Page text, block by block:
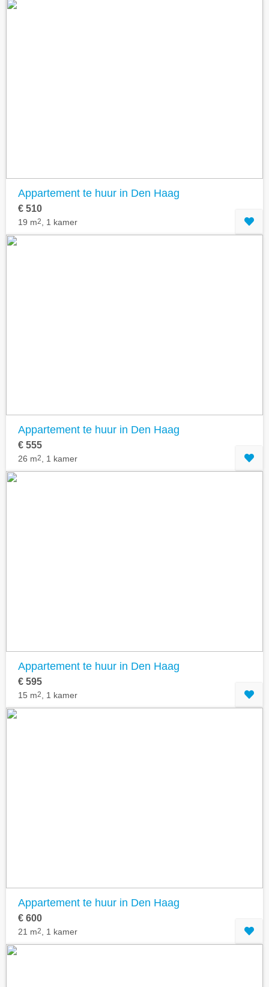
Appartement te huur in Den Haag
€ 510
19 m2 , 1 kamer
Appartement te huur in Den Haag
€ 555
26 m2 , 1 kamer
Appartement te huur in Den Haag
€ 595
15 m2 , 1 kamer
Appartement te huur in Den Haag
€ 600
21 m2 , 1 kamer